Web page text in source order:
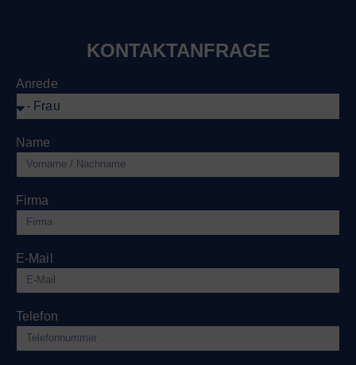
KONTAKTANFRAGE
Anrede
Name
Firma
E-Mail
Telefon